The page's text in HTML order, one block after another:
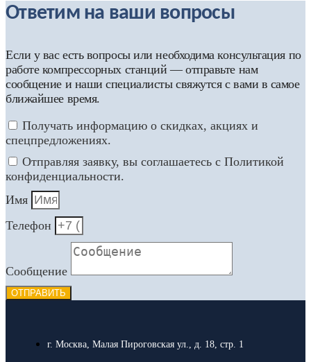
Ответим на ваши вопросы
Если у вас есть вопросы или необходима консультация по
работе компрессорных станций — отправьте нам
сообщение и наши специалисты свяжутся с вами в самое
ближайшее время.
Получать информацию о скидках, акциях и
спецпредложениях.
Отправляя заявку, вы соглашаетесь с Политикой
конфиденциальности.
Имя
Телефон
Сообщение
ОТПРАВИТЬ
г. Москва, Малая Пироговская ул., д. 18, стр. 1